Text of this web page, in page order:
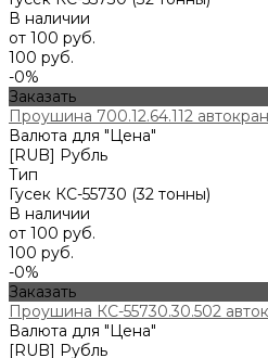
В наличии
от 100 руб.
100 руб.
-0%
Заказать
Проушина 700.12.64.112
Валюта для "Цена"
[RUB] Рубль
Тип
Гусек КС-55730 (32 тонны)
В наличии
от 100 руб.
100 руб.
-0%
Заказать
Проушина КС-55730.30.502
Валюта для "Цена"
[RUB] Рубль